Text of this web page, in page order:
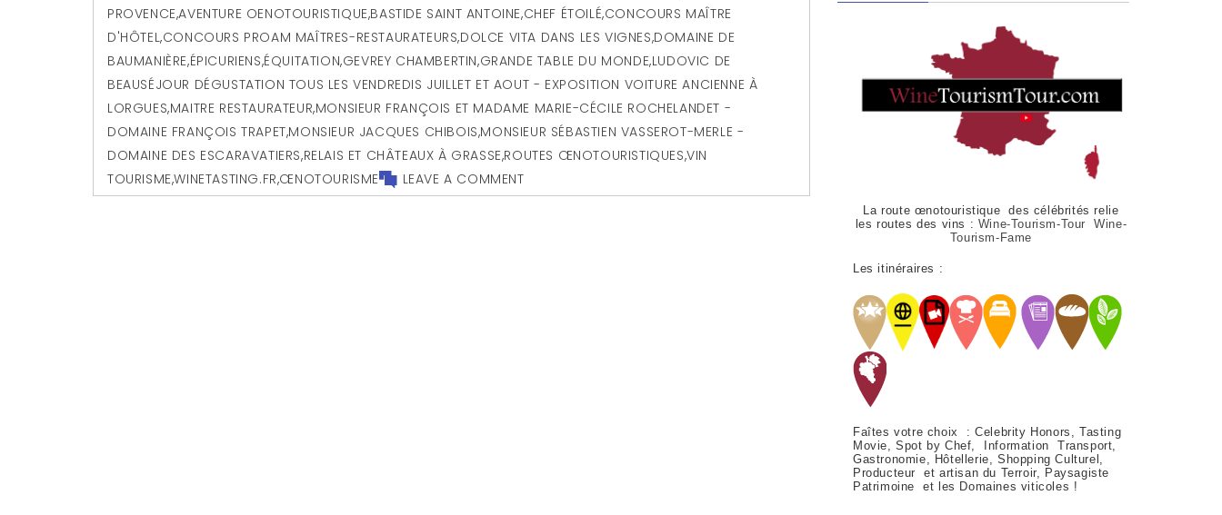
PROVENCE,AVENTURE OENOTOURISTIQUE,BASTIDE SAINT ANTOINE,CHEF ÉTOILÉ,CONCOURS MAÎTRE
D'HÔTEL,CONCOURS PROAM MAÎTRES-RESTAURATEURS,DOLCE VITA DANS LES VIGNES,DOMAINE DE
BAUMANIÈRE,ÉPICURIENS,ÉQUITATION,GEVREY CHAMBERTIN,GRANDE TABLE DU MONDE,LUDOVIC DE
BEAUSÉJOUR DÉGUSTATION TOUS LES VENDREDIS JUILLET ET AOUT - EXPOSITION VOITURE ANCIENNE À
LORGUES,MAITRE RESTAURATEUR,MONSIEUR FRANÇOIS ET MADAME MARIE-CÉCILE ROCHELANDET -
DOMAINE FRANÇOIS TRAPET,MONSIEUR JACQUES CHIBOIS,MONSIEUR SÉBASTIEN VASSEROT-MERLE -
DOMAINE DES ESCARAVATIERS,RELAIS ET CHÂTEAUX À GRASSE,ROUTES ŒNOTOURISTIQUES,VIN
TOURISME,WINETASTING.FR,ŒNOTOURISME LEAVE A COMMENT
La route œnotouristique des célébrités relie
les routes des vins : Wine-Tourism-Tour Wine-
Tourism-Fame
Les itinéraires :
Faîtes votre choix : Celebrity Honors, Tasting
Movie, Spot by Chef, Information Transport,
Gastronomie, Hôtellerie, Shopping Culturel,
Producteur et artisan du Terroir, Paysagiste
Patrimoine et les Domaines viticoles !